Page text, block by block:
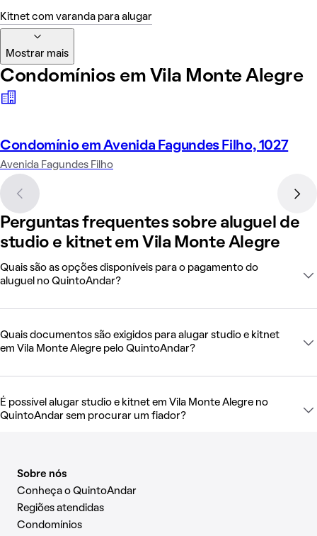
Kitnet com varanda para alugar
Mostrar mais
Condomínios em Vila Monte Alegre
Condomínio em Avenida Fagundes Filho, 1027
Avenida Fagundes Filho
Perguntas frequentes sobre aluguel de
studio e kitnet em Vila Monte Alegre
Quais são as opções disponíveis para o pagamento do
aluguel no QuintoAndar?
Quais documentos são exigidos para alugar studio e kitnet
em Vila Monte Alegre pelo QuintoAndar?
É possível alugar studio e kitnet em Vila Monte Alegre no
QuintoAndar sem procurar um fiador?
Sobre nós
Conheça o QuintoAndar
Regiões atendidas
Condomínios